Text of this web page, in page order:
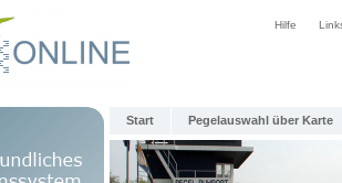
Hilfe
Start Pegelauswahl über Karte